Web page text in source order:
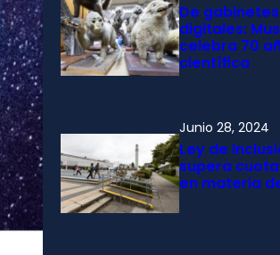
De
digitales:
celebra 70
científica
Junio 28, 2024
Ley de
supera
en materia